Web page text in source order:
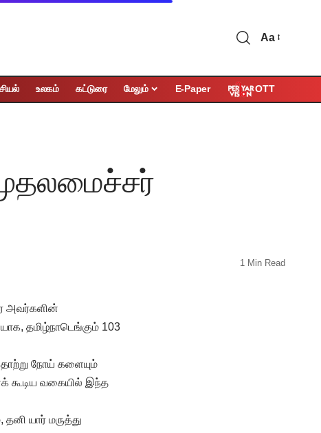
Aa
உலகம் கட்டுரை மேலும் E-Paper OTT
1 Min Read
அவர்களின்
தமிழ்நாடெங்கும் 103
நோய் களையும்
கூடிய வகையில் இந்த
யார் மருத்து